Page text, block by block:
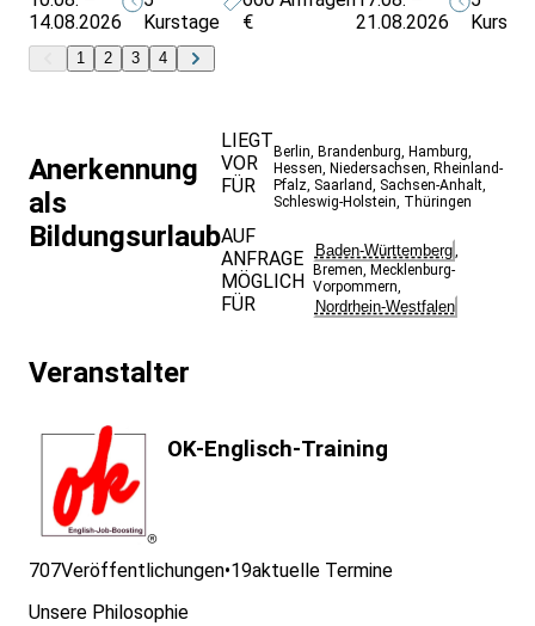
14.08.2026
Kurstage
€
21.08.2026
1 2 3 4
Anerkennung
als
Bildungsurlaub
LIEGT
VOR
FÜR
Berlin, Brandenburg, Hamburg,
Hessen, Niedersachsen, Rheinland-
Pfalz, Saarland, Sachsen-Anhalt,
Schleswig-Holstein, Thüringen
AUF
ANFRAGE
MÖGLICH
FÜR
Baden-Württemberg,
Bremen, Mecklenburg-
Vorpommern,
Nordrhein-Westfalen
Veranstalter
OK-Englisch-Training
707Veröffentlichungen•19aktuelle Termine
Unsere Philosophie